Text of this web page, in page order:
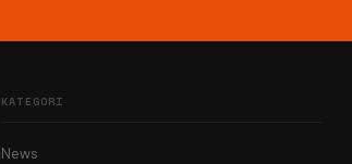
KATEGORI
News